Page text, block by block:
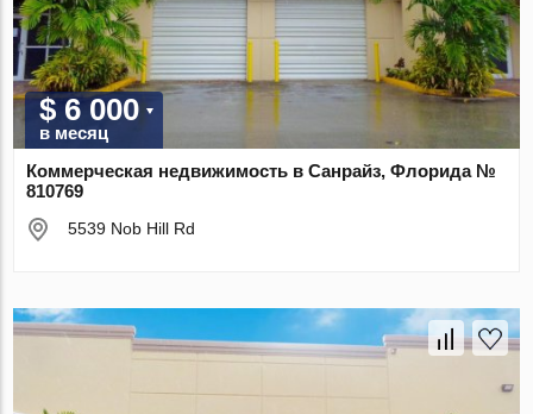
$ 6 000
в месяц
Коммерческая недвижимость в Санрайз, Флорида №
810769
5539 Nob Hill Rd